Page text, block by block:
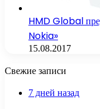
HMD Global
Nokia»
15.08.2017
Свежие записи
7 дней назад